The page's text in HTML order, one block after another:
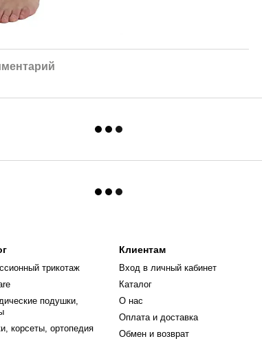
трикотаж
подушки,
корсеты, ортопедия
Клиентам
Вход в личный кабинет
Каталог
О нас
Оплата и доставка
Обмен и возврат